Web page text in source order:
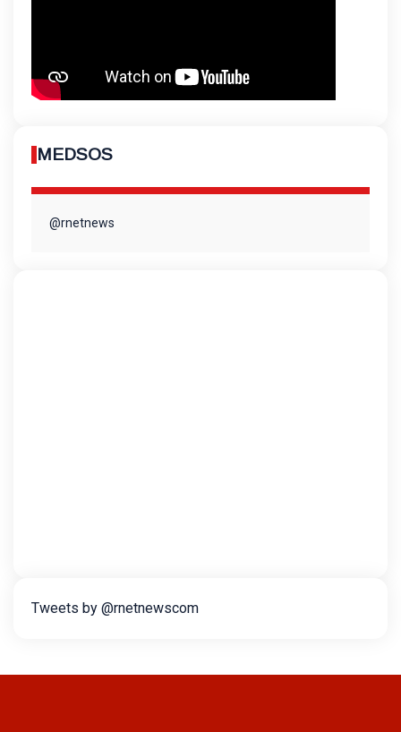
MEDSOS
@rnetnews
Tweets by @rnetnewscom